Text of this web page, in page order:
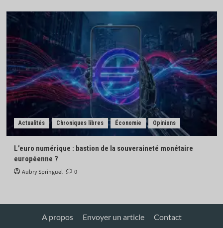
Actualités Chroniques libres Économie Opinions
L’euro numérique : bastion de la souveraineté monétaire
européenne ?
Aubry Springuel 0
A propos Envoyer un article Contact